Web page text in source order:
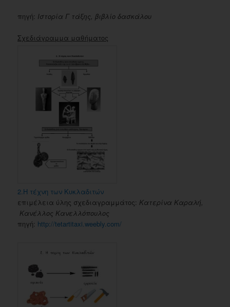
πηγή: Ιστορία Γ τάξης, βιβλίο δασκάλου
Σχεδιάγραμμα μαθήματος
2.Η τέχνη των Κυκλαδιτών
επιμέλεια ύλης σχεδιαγραμμάτος: Κατερίνα Καραλή,
Κανέλλος Κανελλόπουλος
πηγή: http://tetartitaxi.weebly.com/